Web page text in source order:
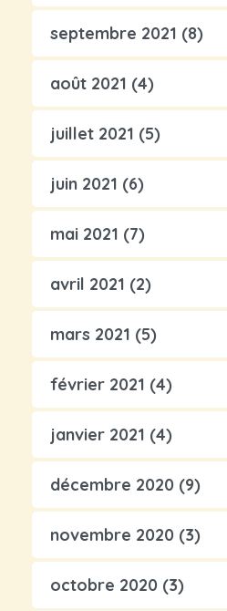
septembre 2021 (8)
août 2021 (4)
juillet 2021 (5)
juin 2021 (6)
mai 2021 (7)
avril 2021 (2)
mars 2021 (5)
février 2021 (4)
janvier 2021 (4)
décembre 2020 (9)
novembre 2020 (3)
octobre 2020 (3)